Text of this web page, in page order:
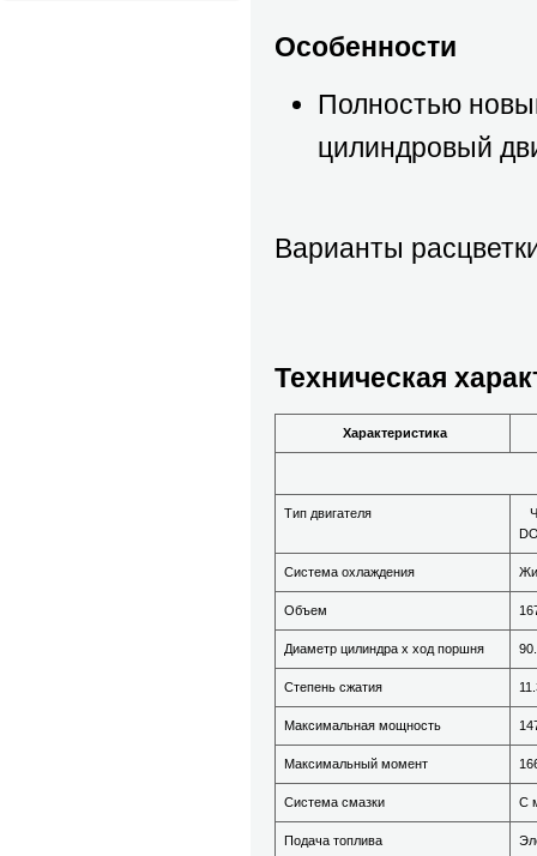
Особенности
Полностью
цилиндровый
Варианты
Техническая
Характеристика
Тип двигателя
Система охлаждения
Объем
Диаметр цилиндра х ход поршня
Степень сжатия
Максимальная мощность
Максимальный момент
Система смазки С
Подача топлива